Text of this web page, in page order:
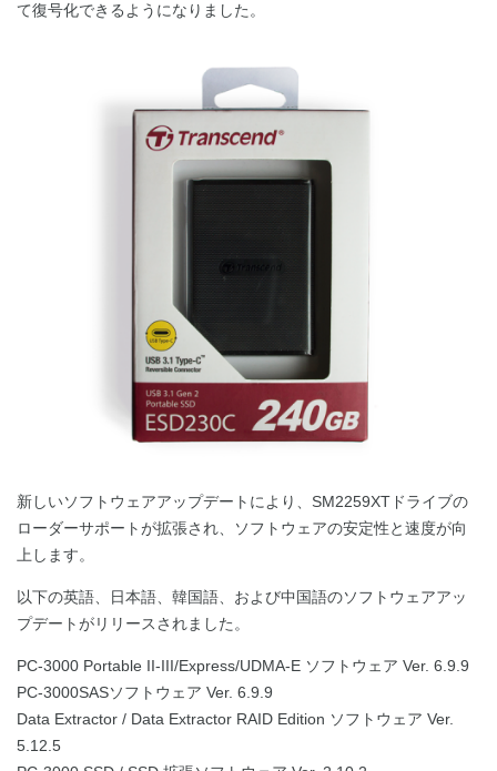
て復号化できるようになりました。
新しいソフトウェアアップデートにより、SM2259XTドライブの
ローダーサポートが拡張され、ソフトウェアの安定性と速度が向
上します。
以下の英語、日本語、韓国語、および中国語のソフトウェアアッ
プデートがリリースされました。
PC-3000 Portable II-III/Express/UDMA-E ソフトウェア Ver. 6.9.9
PC-3000SASソフトウェア Ver. 6.9.9
Data Extractor / Data Extractor RAID Edition ソフトウェア Ver.
5.12.5